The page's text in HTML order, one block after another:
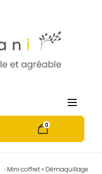
0
•Mini coffret « Démaquillage